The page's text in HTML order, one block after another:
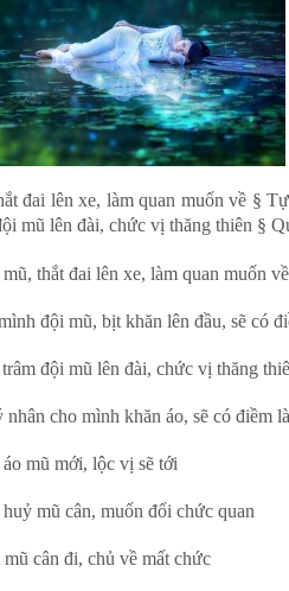
đai lên xe, làm quan muốn về §
mũ lên đài, chức vị thăng thiên §
thắt đai lên xe, làm quan muốn về
đội mũ, bịt khăn lên đầu, sẽ có
đội mũ lên đài, chức vị thăng
cho mình khăn áo, sẽ có điềm
mới, lộc vị sẽ tới
mũ cân, muốn đổi chức quan
cân đi, chủ về mất chức